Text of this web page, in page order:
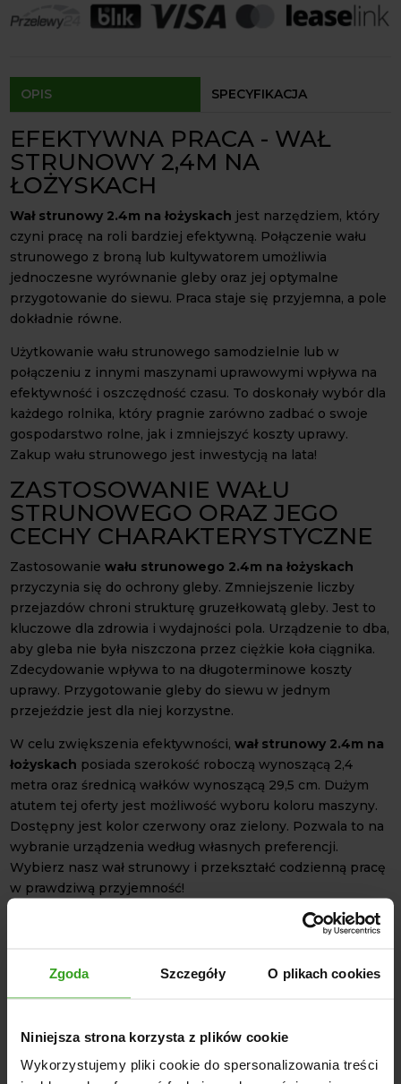
Zgoda Szczegóły O plikach cookies
Niniejsza strona korzysta z plików cookie
Wykorzystujemy pliki cookie do spersonalizowania treści
Agrol transport: 200 zł
Agrol transport gabaryty: ustalane indywidualnie
Dostępność form dostawy i ceny uzależniona od produktu.
OPIS SPECYFIKACJA
EFEKTYWNA PRACA - WAŁ
STRUNOWY 2,4M NA
ŁOŻYSKACH
Wał strunowy 2.4m na łożyskach jest narzędziem, który
czyni pracę na roli bardziej efektywną. Połączenie wału
strunowego z broną lub kultywatorem umożliwia
jednoczesne wyrównanie gleby oraz jej optymalne
przygotowanie do siewu. Praca staje się przyjemna, a pole
dokładnie równe.
Użytkowanie wału strunowego samodzielnie lub w
połączeniu z innymi maszynami uprawowymi wpływa na
efektywność i oszczędność czasu. To doskonały wybór dla
każdego rolnika, który pragnie zarówno zadbać o swoje
gospodarstwo rolne, jak i zmniejszyć koszty uprawy.
Zakup wału strunowego jest inwestycją na lata!
ZASTOSOWANIE WAŁU
STRUNOWEGO ORAZ JEGO
CECHY CHARAKTERYSTYCZNE
Zastosowaniewału strunowego 2.4m na łożyskach
przyczynia się do ochrony gleby. Zmniejszenie liczby
przejazdów chroni strukturę gruzełkowatą gleby. Jest to
kluczowe dla zdrowia i wydajności pola. Urządzenie to dba,
aby gleba nie była niszczona przez ciężkie koła ciągnika.
Zdecydowanie wpływa to na długoterminowe koszty
uprawy. Przygotowanie gleby do siewu w jednym
przejeździe jest dla niej korzystne.
W celu zwiększenia efektywności,wał strunowy 2.4m na
łożyskach posiada szerokość roboczą wynoszącą 2,4
metra oraz średnicą wałków wynoszącą 29,5 cm. Dużym
atutem tej oferty jest możliwość wyboru koloru maszyny.
Dostępny jest kolor czerwony oraz zielony. Pozwala to na
wybranie urządzenia według własnych preferencji.
Wybierz nasz wał strunowy i przekształć codzienną pracę
w prawdziwą przyjemność!
Średnica wałów 295 mm
NASI KLIENCI WYBIERALI RÓWNIEŻ